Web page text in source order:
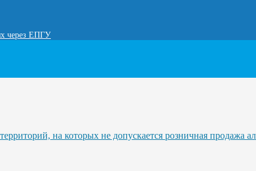
через ЕПГУ
на которых не допускается розничная продажа